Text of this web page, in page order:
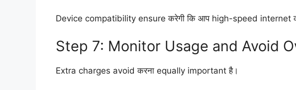
Device compatibility ensure करेगी कि आप high-speed
Step 7: Monitor Usage and Avoid
Extra charges avoid करना equally important है।